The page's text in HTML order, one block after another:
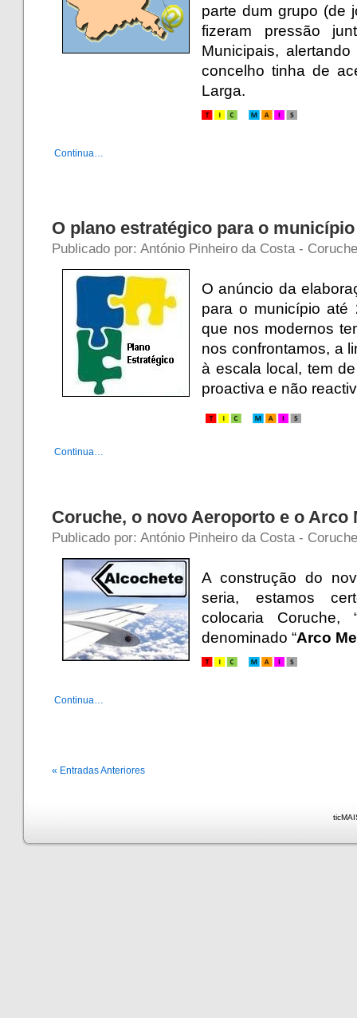
parte dum grupo (de
fizeram pressão
Municipais,
concelho tinha de
Larga.
Continua…
O plano estratégico para o
Publicado por: António Pinheiro da Costa -
O anúncio da
para o município até
que nos modernos
nos confrontamos, a
à escala local, tem
proactiva e não
Continua…
Coruche, o novo Aeroporto e o Arco
Publicado por: António Pinheiro da Costa -
A construção do
seria, estamos
colocaria Coruche,
denominado “Arco
Continua…
« Entradas Anteriores